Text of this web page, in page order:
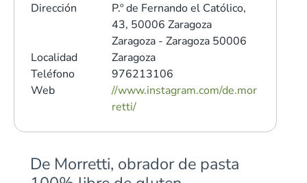
Dirección
P.º de Fernando el Católico,
43, 50006 Zaragoza
Zaragoza - Zaragoza 50006
Localidad
Zaragoza
Teléfono
976213106
Web
//www.instagram.com/de.mor
retti/
De Morretti, obrador de pasta